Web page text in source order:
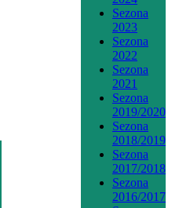
Sezona
2023
Sezona
2022
Sezona
2021
Sezona
2019/2020
Sezona
2018/2019
Sezona
2017/2018
Sezona
2016/2017